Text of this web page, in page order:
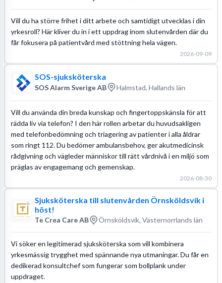
Vill du ha större frihet i ditt arbete och samtidigt utvecklas i din
yrkesroll? Här kliver du in i ett uppdrag inom slutenvården där du
får fokusera på patientvård med stöttning hela vägen.
2026-09-09
SOS-sjuksköterska
SOS Alarm Sverige AB Halmstad, Hallands län
Vill du använda din breda kunskap och fingertoppskänsla för att
rädda liv via telefon? I den här rollen arbetar du huvudsakligen
med telefonbedömning och triagering av patienter i alla åldrar
som ringt 112. Du bedömer ambulansbehov, ger akutmedicinsk
rådgivning och vägleder människor till rätt vårdnivå i en miljö som
präglas av engagemang och gemenskap.
2026-08-30
Sjuksköterska till slutenvården Örnsköldsvik i
höst!
Te Crea Care AB Örnsköldsvik, Västernorrlands län
Vi söker en legitimerad sjuksköterska som vill kombinera
yrkesmässig trygghet med spännande nya utmaningar. Du får en
dedikerad konsultchef som fungerar som bollplank under
uppdraget.